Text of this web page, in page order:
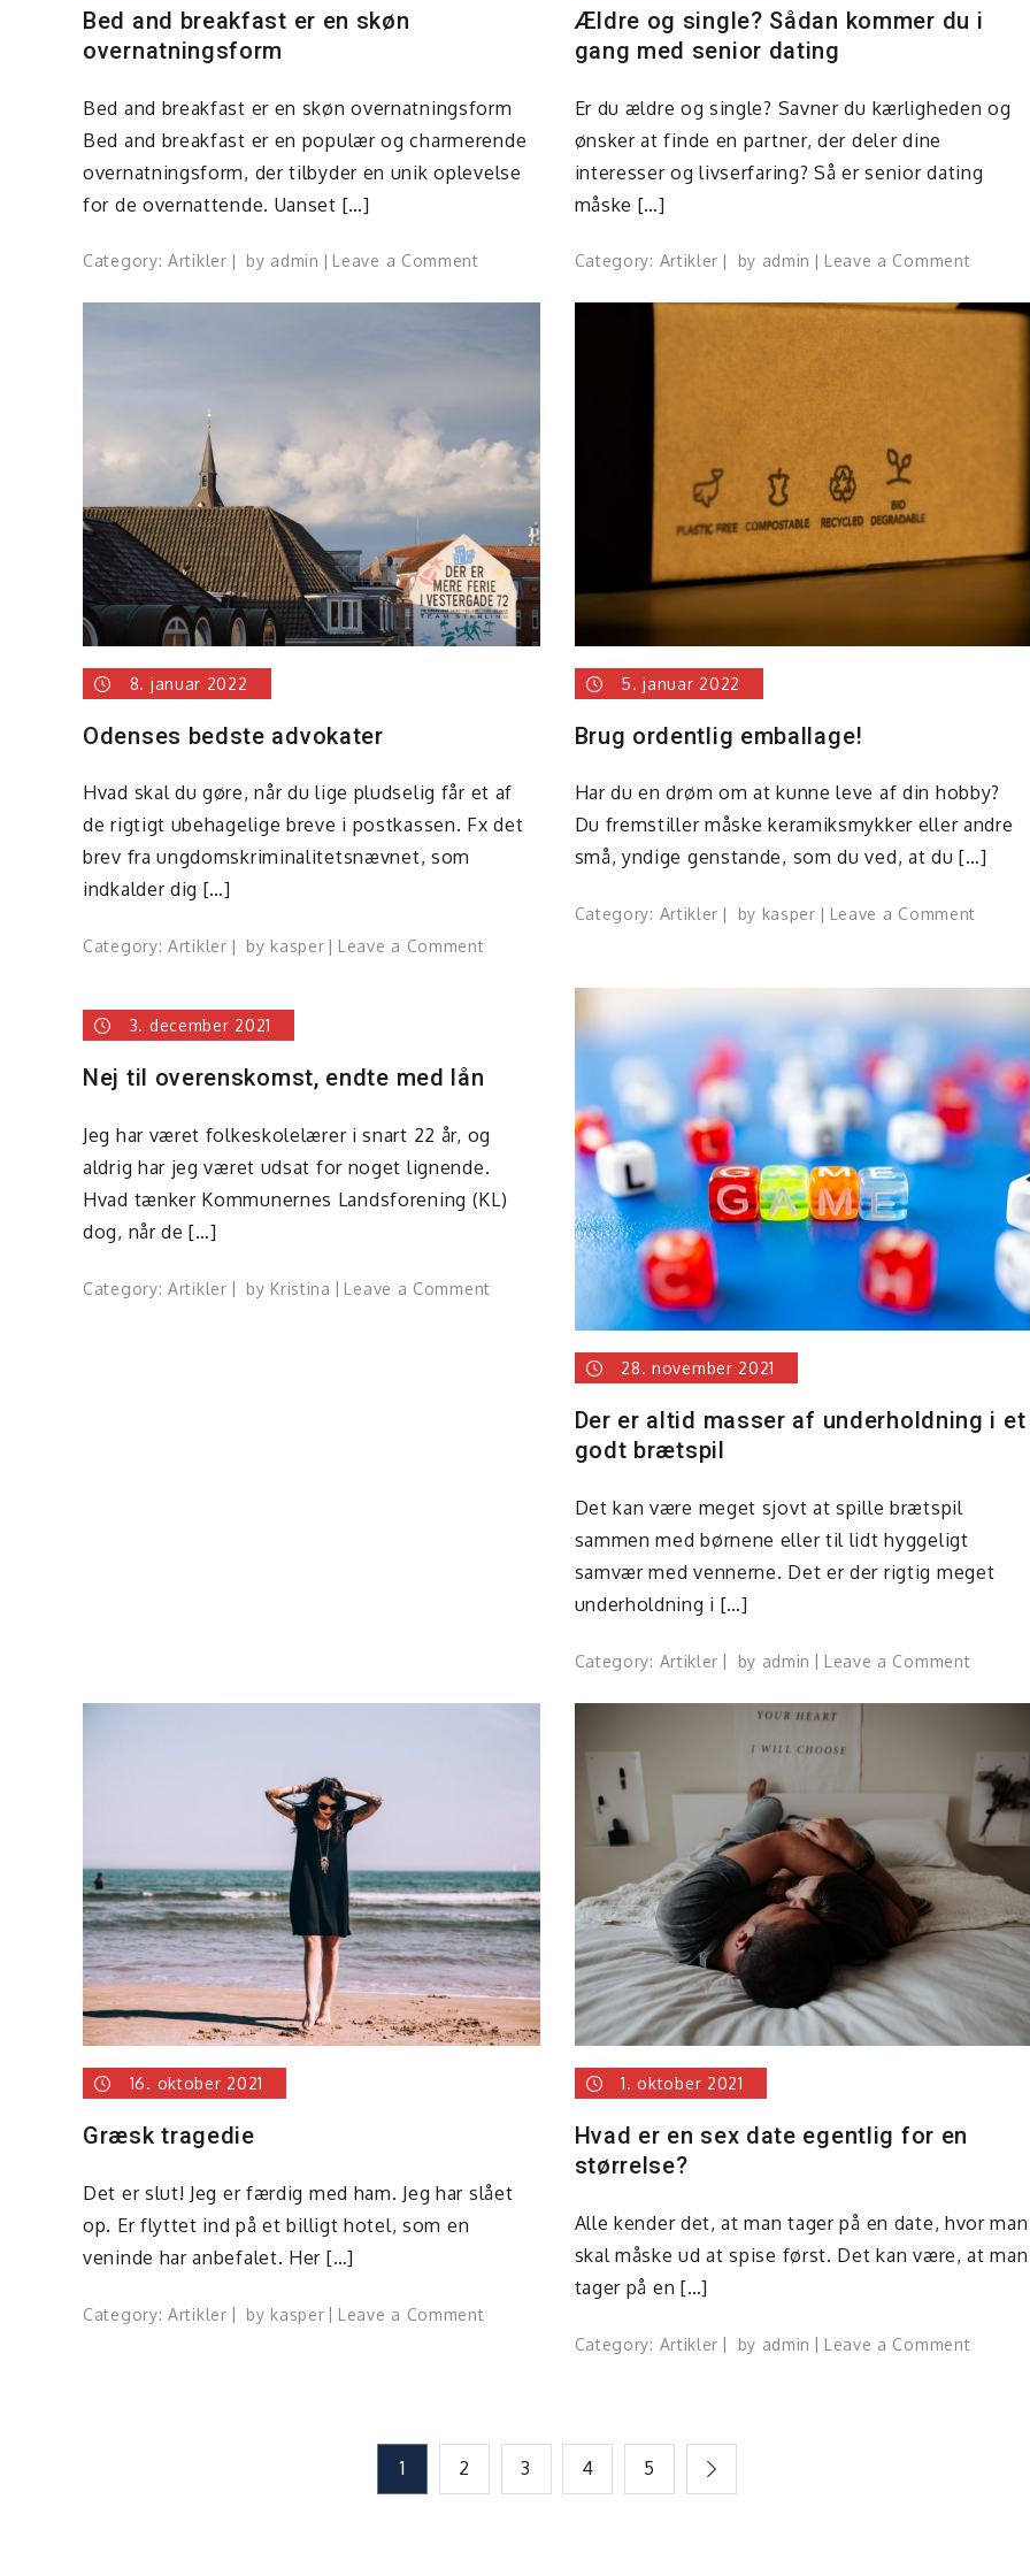
Bed and breakfast er en skøn
overnatningsform
Bed and breakfast er en skøn overnatningsform
Bed and breakfast er en populær og charmerende
overnatningsform, der tilbyder en unik oplevelse
for de overnattende. Uanset […]
Category: Artikler by admin Leave a Commenton
overnatningsform
Ældre og single? Sådan kommer du i
gang med senior dating
Er du ældre og single? Savner du kærligheden og
ønsker at finde en partner, der deler dine
interesser og livserfaring? Så er senior dating
måske […]
Category: Artikler by admin Leave a Commenton
og
dating
8. januar 2022
Odenses bedste advokater
Hvad skal du gøre, når du lige pludselig får et af
de rigtigt ubehagelige breve i postkassen. Fx det
brev fra ungdomskriminalitetsnævnet, som
indkalder dig […]
Category: Artikler by kasper Leave a Commenton
5. januar 2022
Brug ordentlig emballage!
Har du en drøm om at kunne leve af din hobby?
Du fremstiller måske keramiksmykker eller andre
små, yndige genstande, som du ved, at du […]
Category: Artikler by kasper Leave a Comment
3. december 2021
Nej til overenskomst, endte med lån
Jeg har været folkeskolelærer i snart 22 år, og
aldrig har jeg været udsat for noget lignende.
Hvad tænker Kommunernes Landsforening (KL)
dog, når de […]
Category: Artikler by Kristina Leave a Commenton
overenskomst,
28. november 2021
Der er altid masser af underholdning i et
godt brætspil
Det kan være meget sjovt at spille brætspil
sammen med børnene eller til lidt hyggeligt
samvær med vennerne. Det er der rigtig meget
underholdning i […]
Category: Artikler by admin Leave a Commenton
masser
et
godt
brætspil
16. oktober 2021
Græsk tragedie
Det er slut! Jeg er færdig med ham. Jeg har slået
op. Er flyttet ind på et billigt hotel, som en
veninde har anbefalet. Her […]
Category: Artikler by kasper Leave a Commenton
1. oktober 2021
Hvad er en sex date egentlig for en
størrelse?
Alle kender det, at man tager på en date, hvor man
skal måske ud at spise først. Det kan være, at man
tager på en […]
Category: Artikler by admin Leave a Commenton
Indlægsinddeling
1 2 3 4 5